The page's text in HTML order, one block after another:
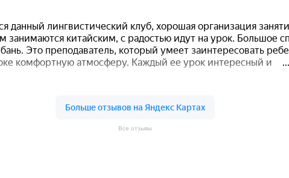
Все отзывы